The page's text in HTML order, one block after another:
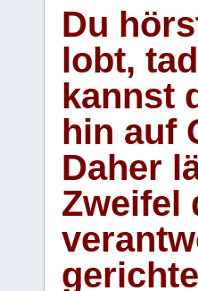
Du
lobt,
kannst
hin auf
Daher
Zweifel